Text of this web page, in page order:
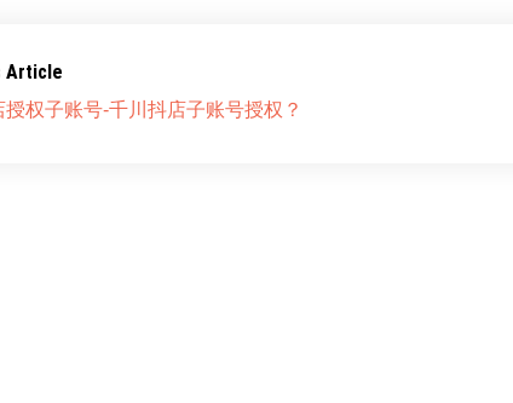
Article
授权子账号-千川抖店子账号授权？